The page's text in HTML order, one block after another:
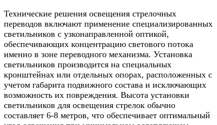
Технические решения освещения стрелочных
переводов включают применение специализированных
светильников с узконаправленной оптикой,
обеспечивающих концентрацию светового потока
именно в зоне переводного механизма. Установка
светильников производится на специальных
кронштейнах или отдельных опорах, расположенных с
учетом габарита подвижного состава и исключающих
возможность их повреждения. Высота установки
светильников для освещения стрелок обычно
составляет 6-8 метров, что обеспечивает оптимальный